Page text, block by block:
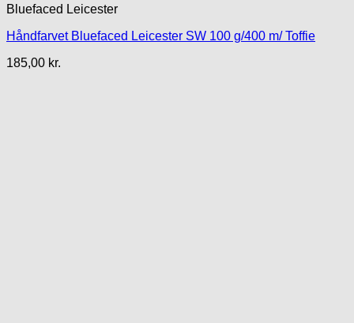
Bluefaced Leicester
Håndfarvet Bluefaced Leicester SW 100 g/400 m/ Toffie
185,00 kr.